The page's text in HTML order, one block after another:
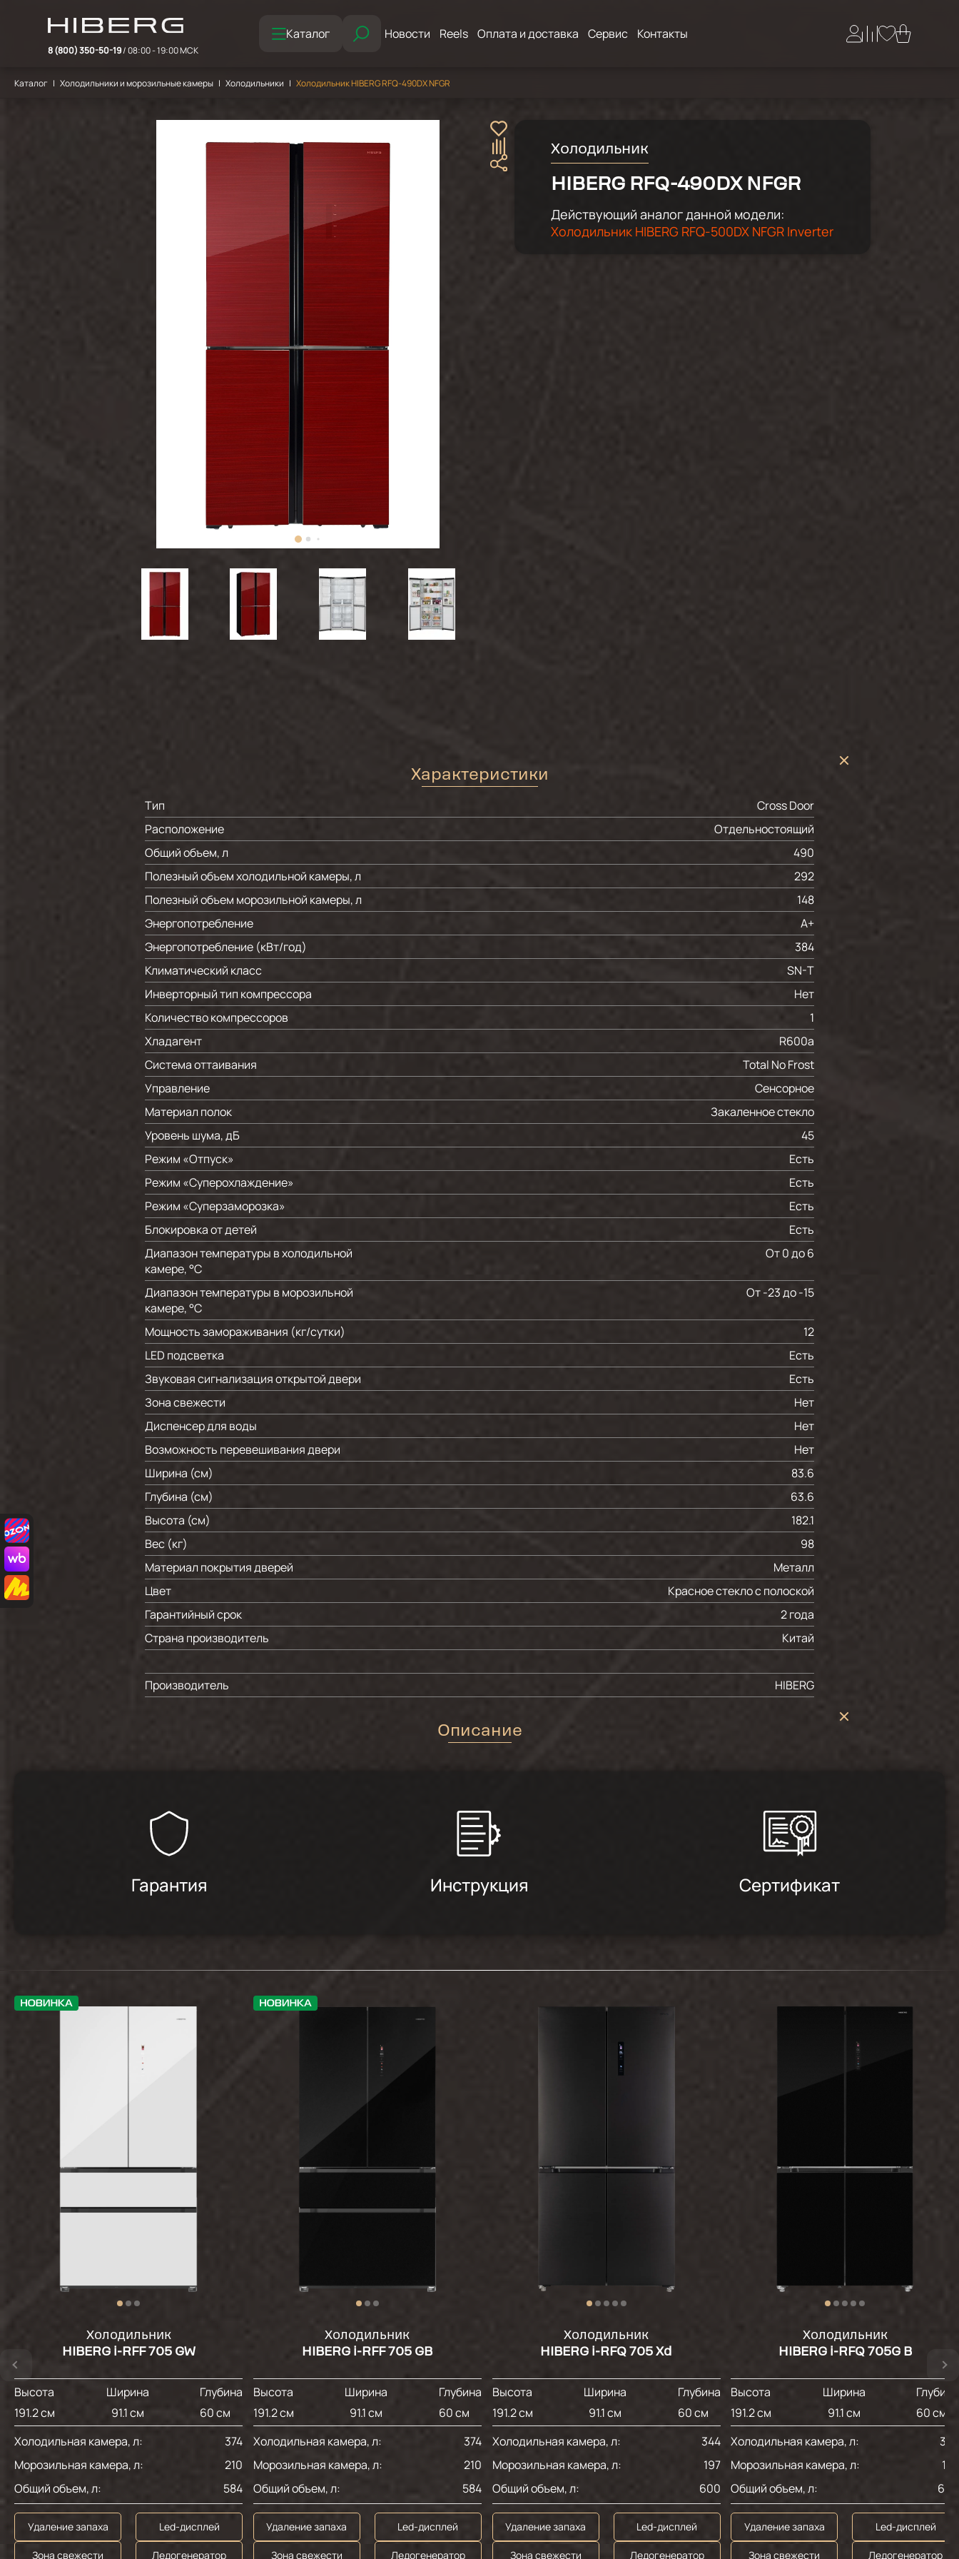
8 (800) 350-50-19/ 08:00 - 19:00 МСК
Каталог Новости Reels Оплата и доставка Сервис Контакты
Каталог Холодильники и морозильные камеры Холодильники Холодильник HIBERG RFQ-490DX NFGR
Холодильник
HIBERG RFQ-490DX NFGR
Действующий аналог данной модели:
Холодильник HIBERG RFQ-500DX NFGR Inverter
Характеристики
Тип
Cross Door
Расположение
Отдельностоящий
Общий объем, л
490
Полезный объем холодильной камеры, л
292
Полезный объем морозильной камеры, л
148
Энергопотребление
A+
Энергопотребление (кВт/год)
384
Климатический класс
SN-T
Инверторный тип компрессора
Нет
Количество компрессоров
1
Хладагент
R600a
Система оттаивания
Total No Frost
Управление
Сенсорное
Материал полок
Закаленное стекло
Уровень шума, дБ
45
Режим «Отпуск»
Есть
Режим «Суперохлаждение»
Есть
Режим «Суперзаморозка»
Есть
Блокировка от детей
Есть
Диапазон температуры в холодильной
камере, °C
От 0 до 6
Диапазон температуры в морозильной
камере, °C
От -23 до -15
Мощность замораживания (кг/cутки)
12
LED подсветка
Есть
Звуковая сигнализация открытой двери
Есть
Зона свежести
Нет
Диспенсер для воды
Нет
Возможность перевешивания двери
Нет
Ширина (см)
83.6
Глубина (см)
63.6
Высота (см)
182.1
Вес (кг)
98
Материал покрытия дверей
Металл
Цвет
Красное стекло с полоской
Гарантийный срок
2 года
Страна производитель
Китай
Производитель HIBERG
Описание
Гарантия Инструкция Сертификат
Холодильник
HIBERG i-RFF 705 GW
Высота
191.2 см
Ширина
91.1 см
Глубина
60 см
Холодильная камера, л:
374
Морозильная камера, л:
210
Общий объем, л:
584
Удаление запаха Led-дисплей
Зона свежести Ледогенератор
Холодильник
HIBERG i-RFF 705 GB
Высота
191.2 см
Ширина
91.1 см
Глубина
60 см
Холодильная камера, л:
374
Морозильная камера, л:
210
Общий объем, л:
584
Удаление запаха Led-дисплей
Зона свежести Ледогенератор
Холодильник
HIBERG i-RFQ 705 Xd
Высота
191.2 см
Ширина
91.1 см
Глубина
60 см
Холодильная камера, л:
344
Морозильная камера, л:
197
Общий объем, л:
600
Удаление запаха Led-дисплей
Зона свежести Ледогенератор
Холодильник
HIBERG i-RFQ 705G B
Высота
191.2 см
Ширина
91.1 см
Глубина
60 см
Холодильная камера, л:
344
Морозильная камера, л:
197
Общий объем, л:
600
Удаление запаха Led-дисплей
Зона свежести Ледогенератор